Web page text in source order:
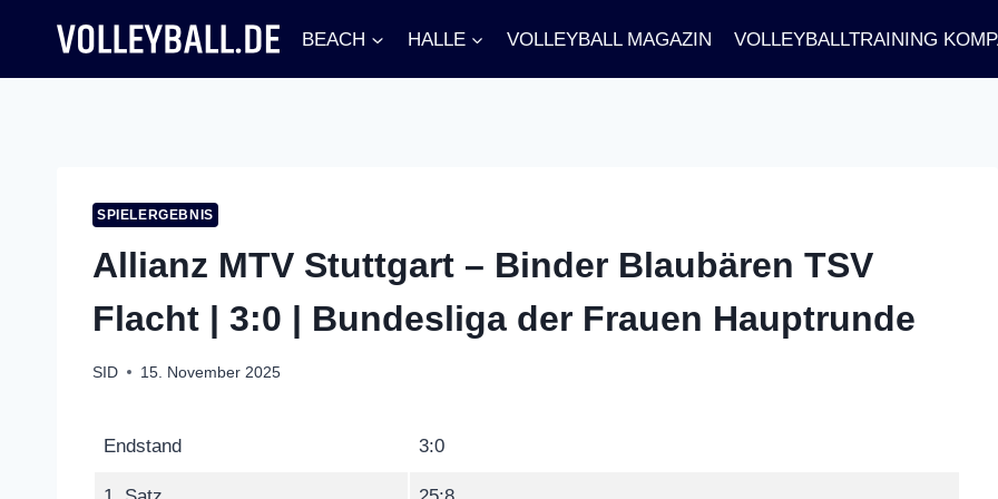
springen
BEACH HALLE VOLLEYBALL MAGAZIN VOLLEYBALLTRAINING
SPIELERGEBNIS
Allianz MTV Stuttgart – Binder Blaubären TSV
Flacht | 3:0 | Bundesliga der Frauen Hauptrunde
SID 15. November 2025
Endstand 3:0